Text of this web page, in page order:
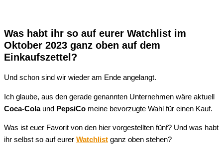
Was habt ihr so auf eurer Watchlist im
Oktober 2023 ganz oben auf dem
Einkaufszettel?
Und schon sind wir wieder am Ende angelangt.
Ich glaube, aus den gerade genannten Unternehmen wäre aktuell
Coca-Colaund PepsiCo meine bevorzugte Wahl für einen Kauf.
Was ist euer Favorit von den hier vorgestellten fünf? Und was habt
ihr selbst so auf eurer Watchlist ganz oben stehen?